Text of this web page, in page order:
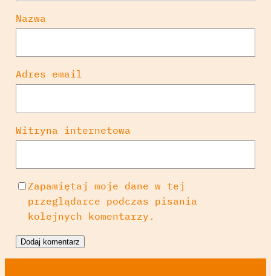
Nazwa
Adres email
Witryna internetowa
Zapamiętaj moje dane w tej
przeglądarce podczas pisania
kolejnych komentarzy.